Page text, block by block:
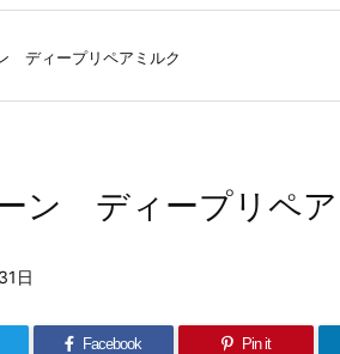
ディープリペアミルク
ン ディープリペア
日
Facebook Pin it